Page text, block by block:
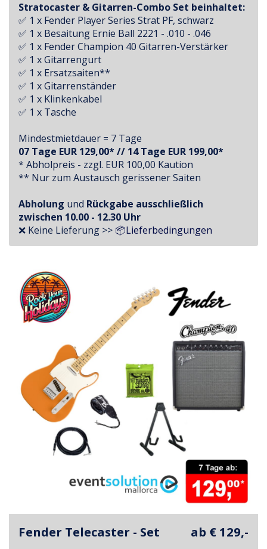
Stratocaster & Gitarren-Combo Set beinhaltet:
✅ 1 x Fender Player Series Strat PF, schwarz
✅ 1 x Besaitung Ernie Ball 2221 - .010 - .046
✅ 1 x Fender Champion 40 Gitarren-Verstärker
✅ 1 x Gitarrengurt
✅ 1 x Ersatzsaiten**
✅ 1 x Gitarrenständer
✅ 1 x Klinkenkabel
✅ 1 x Tasche
Mindestmietdauer = 7 Tage
07 Tage EUR 129,00* // 14 Tage EUR 199,00*
* Abholpreis - zzgl. EUR 100,00 Kaution
** Nur zum Austausch gerissener Saiten
Abholung und Rückgabe ausschließlich
zwischen 10.00 - 12.30 Uhr
❌ Keine Lieferung >> 📦Lieferbedingungen
Fender Telecaster - Set ab € 129,-